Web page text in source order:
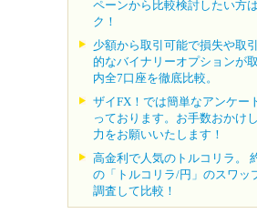
ペーンから比較検討したい方
ク！
少額から取引可能で損失や取
的なバイナリーオプションが
内全7口座を徹底比較。
ザイFX！では簡単なアンケー
っております。お手数おかけ
力をお願いいたします！
高金利で人気のトルコリラ。
の「トルコリラ/円」のスワッ
調査して比較！